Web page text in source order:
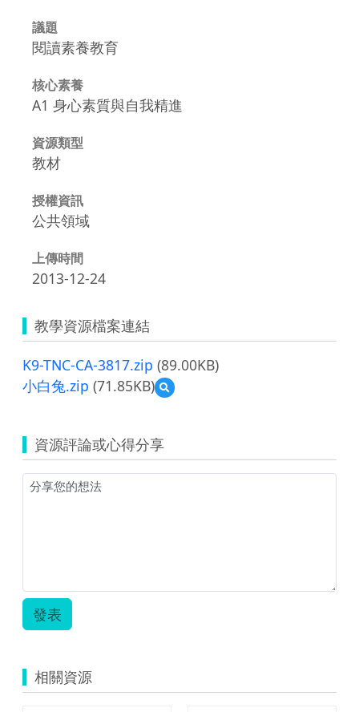
議題
閱讀素養教育
核心素養
A1 身心素質與自我精進
資源類型
教材
授權資訊
公共領域
上傳時間
2013-12-24
教學資源檔案連結
K9-TNC-CA-3817.zip (89.00KB)
小白兔.zip (71.85KB)
預
覽
資源評論或心得分享
發表
相關資源